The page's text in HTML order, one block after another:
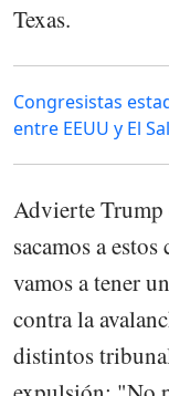
Texas.
Congresistas
entre EEUU y El
Advierte Trump
sacamos a
vamos a tener
contra la
distintos